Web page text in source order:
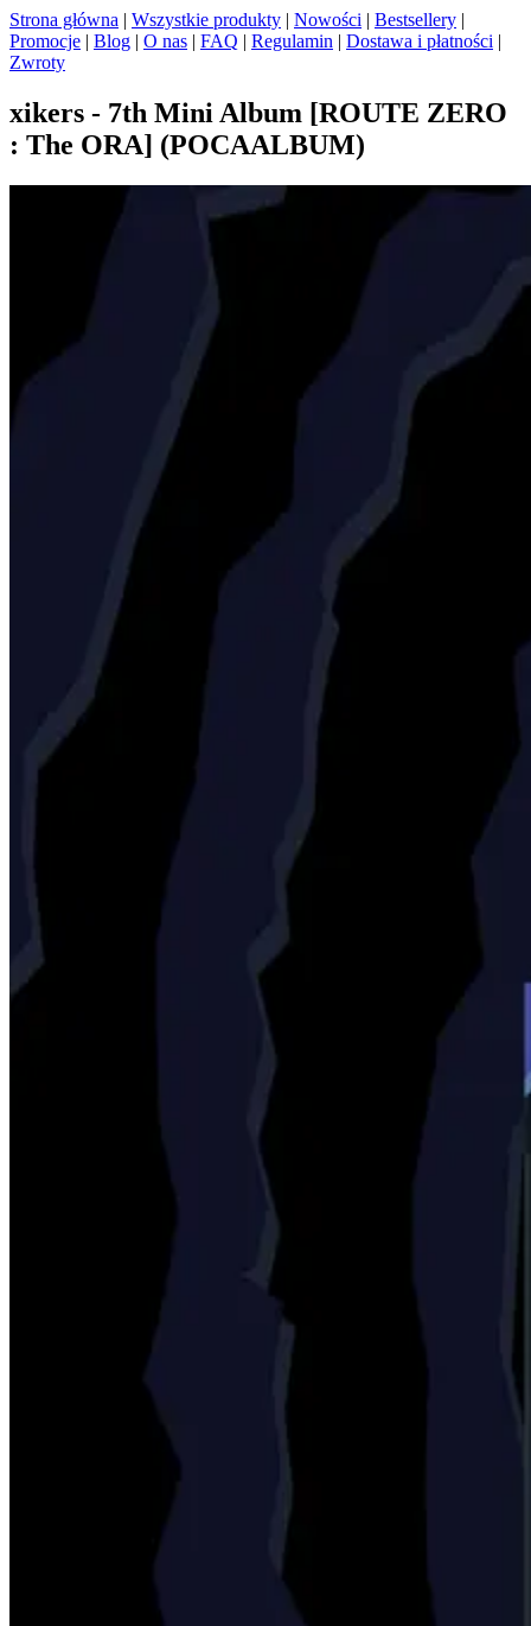
Strona główna | Wszystkie produkty | Nowości | Bestsellery |
Promocje | Blog | O nas | FAQ | Regulamin | Dostawa i płatności |
Zwroty
xikers - 7th Mini Album [ROUTE ZERO
: The ORA] (POCAALBUM)